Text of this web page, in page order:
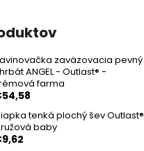
zaväzovacia pevný
ANGEL - Outlast® -
farma
tenká plochý šev Outlast®
baby